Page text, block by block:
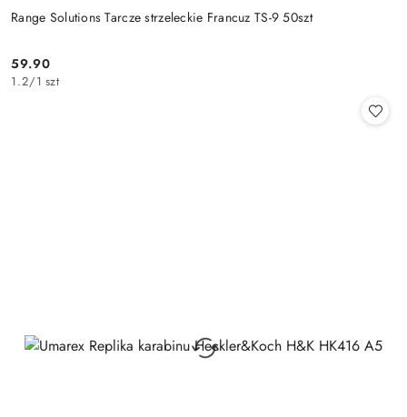
Range Solutions Tarcze strzeleckie Francuz TS-9 50szt
Cena:
59.90
1.2/1 szt